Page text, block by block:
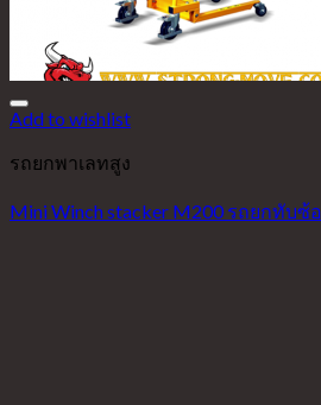
Add to wishlist
รถยกพาเลทสูง
Mini Winch stacker M200 รถยกทับ